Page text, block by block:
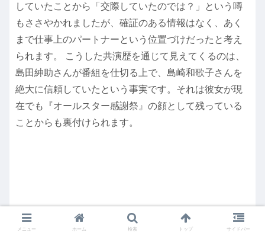
していたことから「交際していたのでは？」という噂
もささやかれましたが、確証のある情報はなく、あく
まで仕事上のパートナーという位置づけだったと考え
られます。 こうした共演歴を通じて見えてくるのは、
島田紳助さんが番組を仕切る上で、島崎和歌子さんを
絶大に信頼していたという事実です。それは彼女が現
在でも『オールスター感謝祭』の顔として残っている
ことからも裏付けられます。
メニュー ホーム 検索 トップ サイドバー